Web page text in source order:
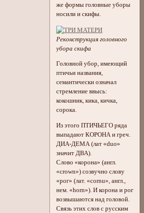
же формы головные уборы
носили и скифы.
Реконструкция головного
убора скифа
Головной убор, имеющий
птичьи названия,
семантически означал
стремление ввысь:
кокошник, кика, кичка,
сорока.
Из этого ПТИЧЬЕГО ряда
выпадают КОРОНА и греч.
ДИА-ДЕМА (лат «duo»
значит ДВА).
Слово «корона» (англ.
«crown») созвучно слову
«рог» (лат. «cornu», англ.,
нем. «horn»). И корона и рог
возвышаются над головой.
Связь этих слов с русским